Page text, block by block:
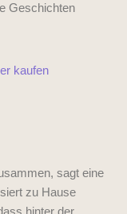
Geschichten
kaufen
sagt eine
zu Hause
hinter der